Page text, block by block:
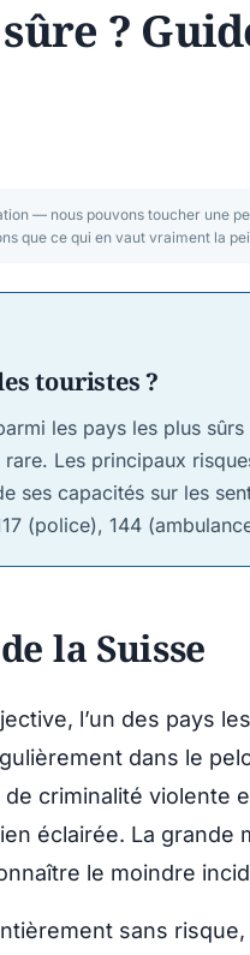
?
— nous pouvons toucher une
que ce qui en vaut vraiment la
touristes ?
les pays les plus
Les principaux
ses capacités sur les
(police), 144
la Suisse
l’un des pays
dans le
criminalité violente
éclairée. La grande
le moindre
sans